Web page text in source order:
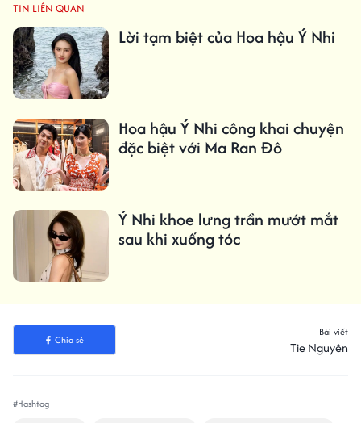
TIN LIÊN QUAN
Lời tạm biệt của Hoa hậu Ý Nhi
Hoa hậu Ý Nhi công khai chuyện
đặc biệt với Ma Ran Đô
Ý Nhi khoe lưng trần mướt mắt
sau khi xuống tóc
Chia sẻ
Bài viết
Tie Nguyên
#Hashtag